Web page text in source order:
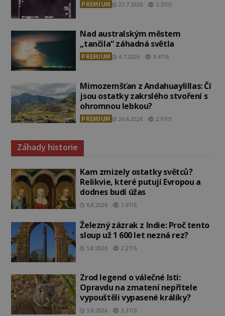
PREMIUM 27.7.2026 3.5TIS
Nad australským městem
„tančila“ záhadná světla
PREMIUM 4.7.2026 3.4TIS
Mimozemšťan z Andahuaylillas: Čí
jsou ostatky zakrslého stvoření s
ohromnou lebkou?
PREMIUM 26.6.2026 2.9TIS
Záhady historie
Kam zmizely ostatky světců?
Relikvie, které putují Evropou a
dodnes budí úžas
6.8.2026 1.6TIS
Železný zázrak z Indie: Proč tento
sloup už 1 600 let nezná rez?
5.8.2026 2.2TIS
Zrod legend o válečné lsti:
Opravdu na zmatení nepřítele
vypouštěli vypasené králíky?
3.8.2026 3.3TIS